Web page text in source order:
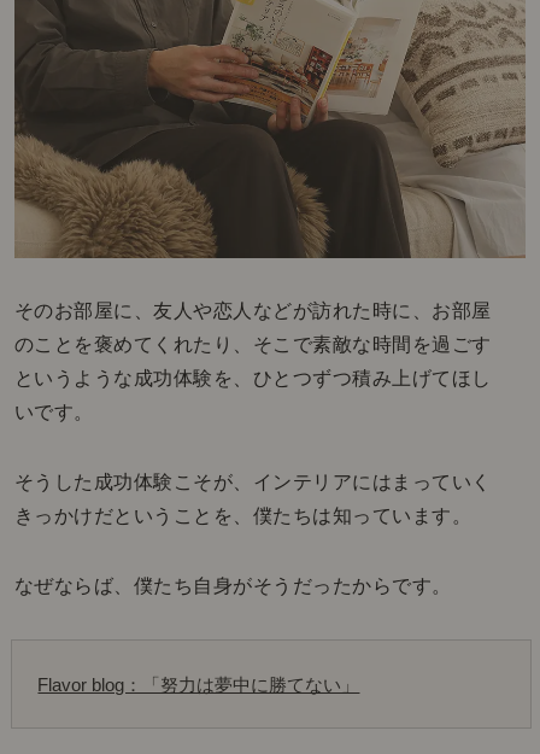
そのお部屋に、友人や恋人などが訪れた時に、お部屋
のことを褒めてくれたり、そこで素敵な時間を過ごす
というような成功体験を、ひとつずつ積み上げてほし
いです。
そうした成功体験こそが、インテリアにはまっていく
きっかけだということを、僕たちは知っています。
なぜならば、僕たち自身がそうだったからです。
Flavor blog：「努力は夢中に勝てない」